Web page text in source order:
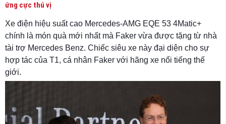
ứng cực thú vị
Xe điện hiệu suất cao Mercedes-AMG EQE 53 4Matic+
chính là món quà mới nhất mà Faker vừa được tặng từ nhà
tài trợ Mercedes Benz. Chiếc siêu xe này đại diện cho sự
hợp tác của T1, cá nhân Faker với hãng xe nổi tiếng thế
giới.